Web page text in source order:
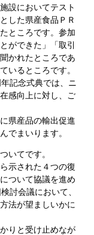
設においてテスト
した県産食品ＰＲ
ところです。参加
ができた」「取引
かれたところであ
いるところです。
記念式典では、ニ
感向上に対し、ご
県産品の輸出促進
でまいります。
いてです。
示された４つの復
ついて協議を進め
討会議において、
法が望ましいかに
りと受け止めなが